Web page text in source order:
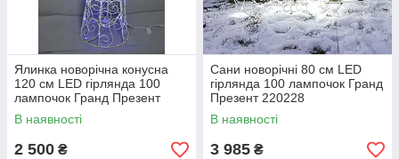
Ялинка новорічна конусна
120 см LED гірлянда 100
лампочок Гранд Презент
220227
В наявності
2 500 ₴
Сани новорічні 80 см LED
гірлянда 100 лампочок Гранд
Презент 220228
В наявності
3 985 ₴